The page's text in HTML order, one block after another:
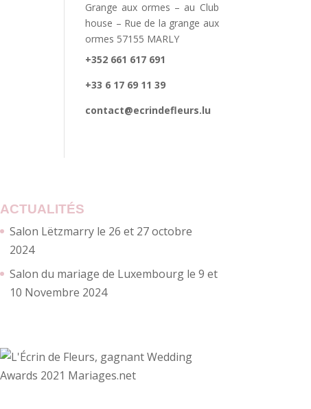
Grange aux ormes – au Club
house – Rue de la grange aux
ormes 57155 MARLY
+352 661 617 691
+33 6 17 69 11 39
contact@ecrindefleurs.lu
ACTUALITÉS
Salon Lëtzmarry le 26 et 27 octobre
2024
Salon du mariage de Luxembourg le 9 et
10 Novembre 2024